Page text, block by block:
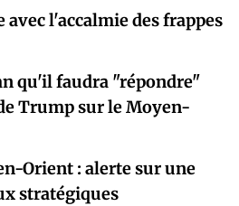
avec l'accalmie des frappes
qu'il faudra "répondre"
Trump sur le Moyen-
Orient : alerte sur une
stratégiques